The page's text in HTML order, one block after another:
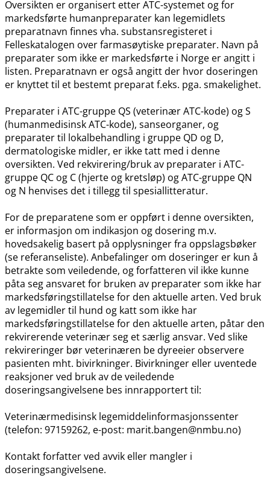
Oversikten er organisert etter ATC-systemet og for
markedsførte humanpreparater kan legemidlets
preparatnavn finnes vha. substansregisteret i
Felleskatalogen over farmasøytiske preparater. Navn på
preparater som ikke er markedsførte i Norge er angitt i
listen. Preparatnavn er også angitt der hvor doseringen
er knyttet til et bestemt preparat f.eks. pga. smakelighet.
Preparater i ATC-gruppe QS (veterinær ATC-kode) og S
(humanmedisinsk ATC-kode), sanseorganer, og
preparater til lokalbehandling i gruppe QD og D,
dermatologiske midler, er ikke tatt med i denne
oversikten. Ved rekvirering​/​bruk av preparater i ATC-
gruppe QC og C (hjerte og kretsløp) og ATC-gruppe QN
og N henvises det i tillegg til spesiallitteratur.
For de preparatene som er oppført i denne oversikten,
er informasjon om indikasjon og dosering m.v.
hovedsakelig basert på opplysninger fra oppslagsbøker
(se referanseliste). Anbefalinger om doseringer er kun å
betrakte som veiledende, og forfatteren vil ikke kunne
påta seg ansvaret for bruken av preparater som ikke har
markedsføringstillatelse for den aktuelle arten. Ved bruk
av legemidler til hund og katt som ikke har
markedsføringstillatelse for den aktuelle arten, påtar den
rekvirerende veterinær seg et særlig ansvar. Ved slike
rekvireringer bør veterinæren be dyreeier observere
pasienten mht. bivirkninger. Bivirkninger eller uventede
reaksjoner ved bruk av de veiledende
doseringsangivelsene bes innrapportert til:
Veterinærmedisinsk legemiddelinformasjonssenter
(telefon: 97159262, e-post: marit.bangen@nmbu.no)
Kontakt forfatter ved avvik eller mangler i
doseringsangivelsene.